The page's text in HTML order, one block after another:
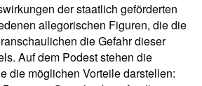
der staatlich geförderten
allegorischen Figuren, die die
die Gefahr dieser
Auf dem Podest stehen die
die möglichen Vorteile darstellen: